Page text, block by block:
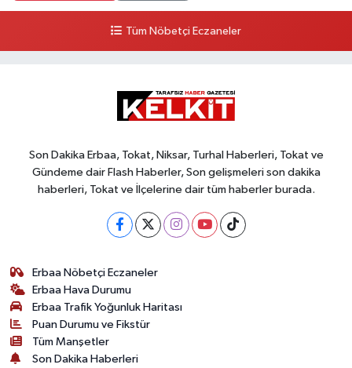
Tüm Nöbetçi Eczaneler
Son Dakika Erbaa, Tokat, Niksar, Turhal Haberleri, Tokat ve
Gündeme dair Flash Haberler, Son gelişmeleri son dakika
haberleri, Tokat ve İlçelerine dair tüm haberler burada.
Erbaa Nöbetçi Eczaneler
Erbaa Hava Durumu
Erbaa Trafik Yoğunluk Haritası
Puan Durumu ve Fikstür
Tüm Manşetler
Son Dakika Haberleri